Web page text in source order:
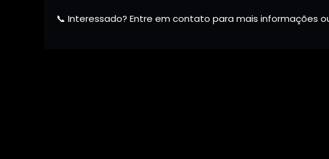
📞 Interessado? Entre em contato para mais informações